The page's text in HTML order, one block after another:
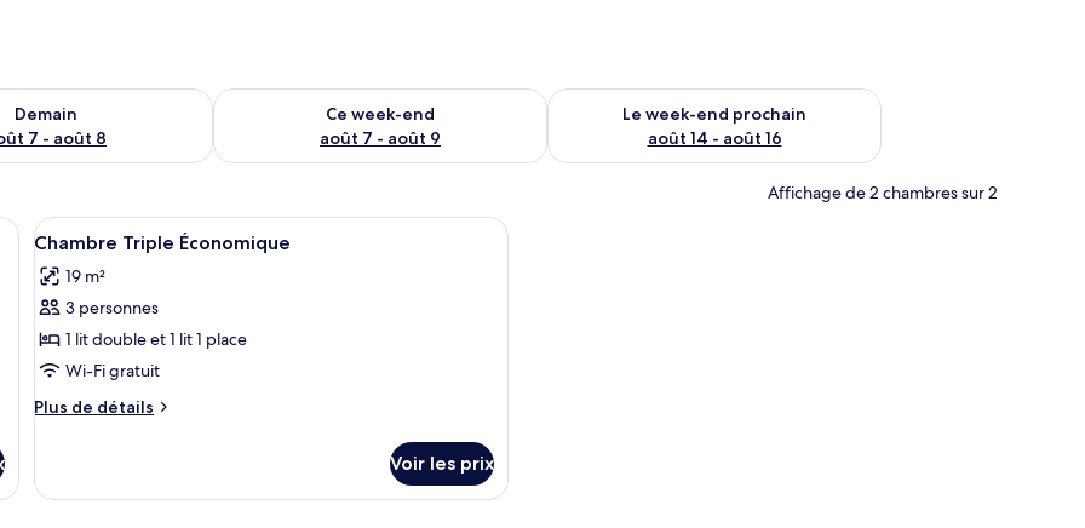
Demain
7 - août 8
pour demain août 7 - août 8
Ce week-end
août 7 - août 9
Vérifier la disponibilité pour ce week-end août 7 - août 9
Le week-end prochain
août 14 - août 16
Vérifier la disponibilité pour le week-end prochain août 14 -
Affichage de 2 chambres sur 2
floraux, un plaid rouge et deux oreillers.
Afficher
toutes
les
photos
pour
ce
type
de
Chambre
Triple
Un lit simple avec une literie blanche, une couverture à motifs floraux et un oreiller. Une fenêtre avec des
4
Chambre Triple Économique
19 m²
3 personnes
1 lit double et 1 lit 1 place
Wi-Fi gratuit
Plus de détails
Plus
le
Voir les prix